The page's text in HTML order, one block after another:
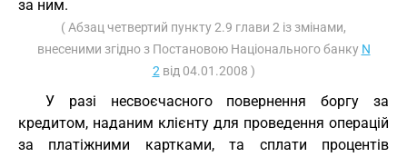
за ним.
( Абзац четвертий пункту 2.9 глави 2 із змінами,
внесеними згідно з Постановою Національного банку N
2 від 04.01.2008 )
У разі несвоєчасного повернення боргу за
кредитом, наданим клієнту для проведення операцій
за платіжними картками, та сплати процентів